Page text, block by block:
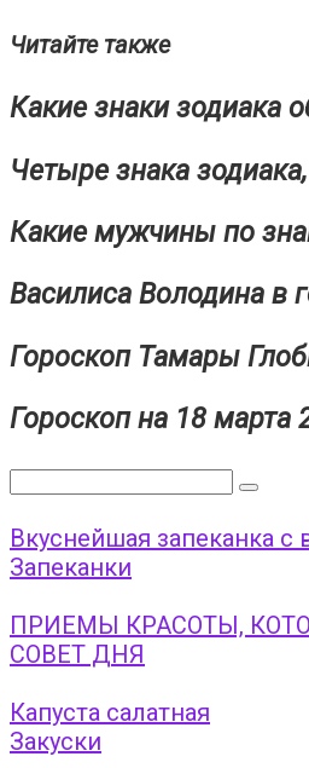
Читайте также
Какие знаки зодиака
Четыре знака
Какие мужчины по
Василиса Володина в
Гороскоп Тамары
Гороскоп на 18 марта
Поиск:
Вкуснейшая запеканка
Запеканки
ПРИЕМЫ КРАСОТЫ,
СОВЕТ ДНЯ
Капуста салатная
Закуски